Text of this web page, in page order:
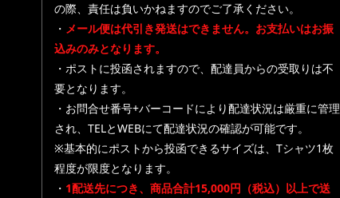
の際、責任は負いかねますのでご了承ください。
・ メール便は代引き発送はできません。お支払いはお振
込みのみとなります。
・ポストに投函されますので、配達員からの受取りは不
要となります。
・お問合せ番号+バーコードにより配達状況は厳重に管理
され、TELとWEBにて配達状況の確認が可能です。
※基本的にポストから投函できるサイズは、Tシャツ1枚
程度が限度となります。
・ 1配送先につき、商品合計15,000円（税込）以上で送